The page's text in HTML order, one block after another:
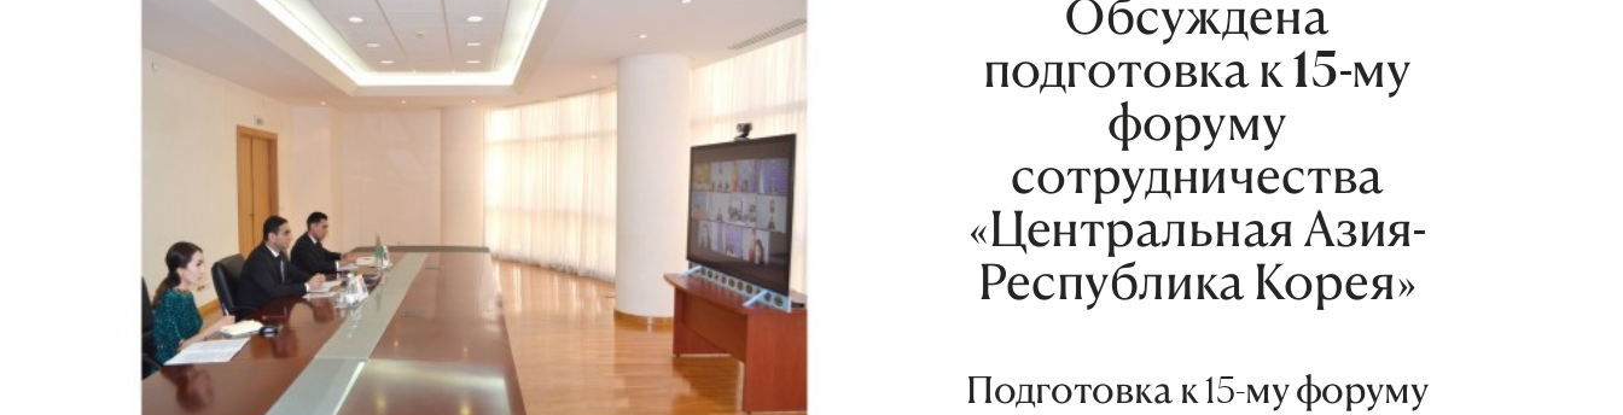
Обсуждена
подготовка к 15-му
форуму
сотрудничества
«Центральная Азия-
Республика Корея»
Подготовка к 15-му форуму